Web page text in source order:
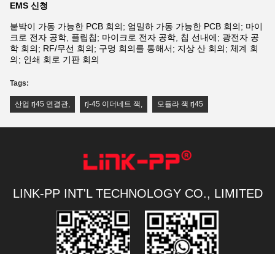
EMS 신청
붙박이 가동 가능한 PCB 회의; 엄밀하 가동 가능한 PCB 회의; 마이
크로 전자 공학, 플립칩; 마이크로 전자 공학, 칩 선내에; 광전자 공
학 회의; RF/무선 회의; 구멍 회의를 통해서; 지상 산 회의; 체계 회
의; 인쇄 회로 기판 회의
Tags:
산업 rj45 연결관, rj-45 이더네트 잭, 모듈라 잭 rj45
LINK-PP INT'L TECHNOLOGY CO., LIMITED